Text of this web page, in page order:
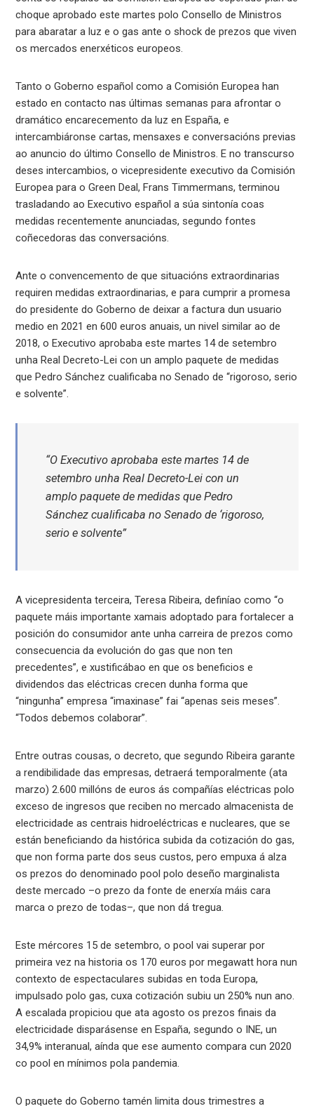
choque aprobado este martes polo Consello de Ministros
para abaratar a luz e o gas ante o shock de prezos que viven
os mercados enerxéticos europeos.
Tanto o Goberno español como a Comisión Europea han
estado en contacto nas últimas semanas para afrontar o
dramático encarecemento da luz en España, e
intercambiáronse cartas, mensaxes e conversacións previas
ao anuncio do último Consello de Ministros. E no transcurso
deses intercambios, o vicepresidente executivo da Comisión
Europea para o Green Deal, Frans Timmermans, terminou
trasladando ao Executivo español a súa sintonía coas
medidas recentemente anunciadas, segundo fontes
coñecedoras das conversacións.
Ante o convencemento de que situacións extraordinarias
requiren medidas extraordinarias, e para cumprir a promesa
do presidente do Goberno de deixar a factura dun usuario
medio en 2021 en 600 euros anuais, un nivel similar ao de
2018, o Executivo aprobaba este martes 14 de setembro
unha Real Decreto-Lei con un amplo paquete de medidas
que Pedro Sánchez cualificaba no Senado de “rigoroso, serio
e solvente”.
“O Executivo aprobaba este martes 14 de
setembro unha Real Decreto-Lei con un
amplo paquete de medidas que Pedro
Sánchez cualificaba no Senado de ‘rigoroso,
serio e solvente”
A vicepresidenta terceira, Teresa Ribeira, definíao como “o
paquete máis importante xamais adoptado para fortalecer a
posición do consumidor ante unha carreira de prezos como
consecuencia da evolución do gas que non ten
precedentes”, e xustificábao en que os beneficios e
dividendos das eléctricas crecen dunha forma que
“ningunha” empresa “imaxinase” fai “apenas seis meses”.
“Todos debemos colaborar”.
Entre outras cousas, o decreto, que segundo Ribeira garante
a rendibilidade das empresas, detraerá temporalmente (ata
marzo) 2.600 millóns de euros ás compañías eléctricas polo
exceso de ingresos que reciben no mercado almacenista de
electricidade as centrais hidroeléctricas e nucleares, que se
están beneficiando da histórica subida da cotización do gas,
que non forma parte dos seus custos, pero empuxa á alza
os prezos do denominado pool polo deseño marginalista
deste mercado –o prezo da fonte de enerxía máis cara
marca o prezo de todas–, que non dá tregua.
Este mércores 15 de setembro, o pool vai superar por
primeira vez na historia os 170 euros por megawatt hora nun
contexto de espectaculares subidas en toda Europa,
impulsado polo gas, cuxa cotización subiu un 250% nun ano.
A escalada propiciou que ata agosto os prezos finais da
electricidade disparásense en España, segundo o INE, un
34,9% interanual, aínda que ese aumento compara cun 2020
co pool en mínimos pola pandemia.
O paquete do Goberno tamén limita dous trimestres a